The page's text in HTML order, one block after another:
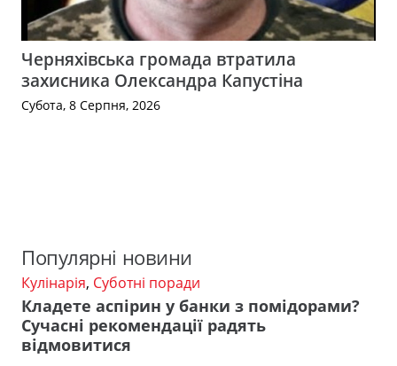
Черняхівська громада втратила
захисника Олександра Капустіна
Субота, 8 Серпня, 2026
Популярні новини
Кулінарія, Суботні поради
Кладете аспірин у банки з помідорами?
Сучасні рекомендації радять
відмовитися